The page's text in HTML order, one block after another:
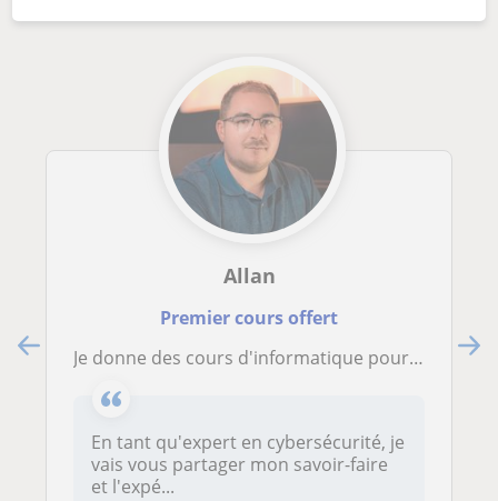
Allan
Premier cours offert
Je donne des cours d'informatique pour tout âge
En tant qu'expert en cybersécurité, je
vais vous partager mon savoir-faire
et l'expé...